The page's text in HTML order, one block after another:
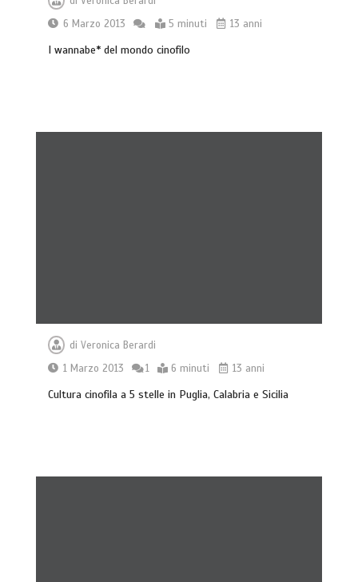
6 Marzo 2013
5 minuti 13 anni
I wannabe* del mondo cinofilo
diVeronica Berardi
1 Marzo 2013
1 6 minuti 13 anni
Cultura cinofila a 5 stelle in Puglia, Calabria e Sicilia